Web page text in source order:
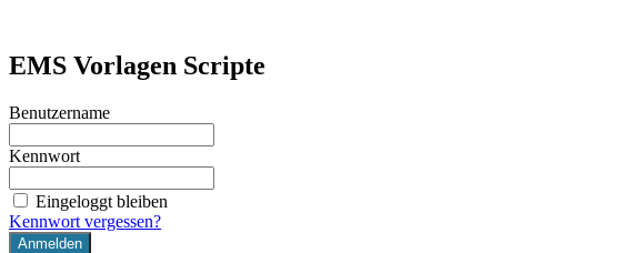
springen
internet-marketing.coach
Just another WordPress site
EMS Vorlagen Scripte
Benutzername
Kennwort
Eingeloggt bleiben
Kennwort vergessen?